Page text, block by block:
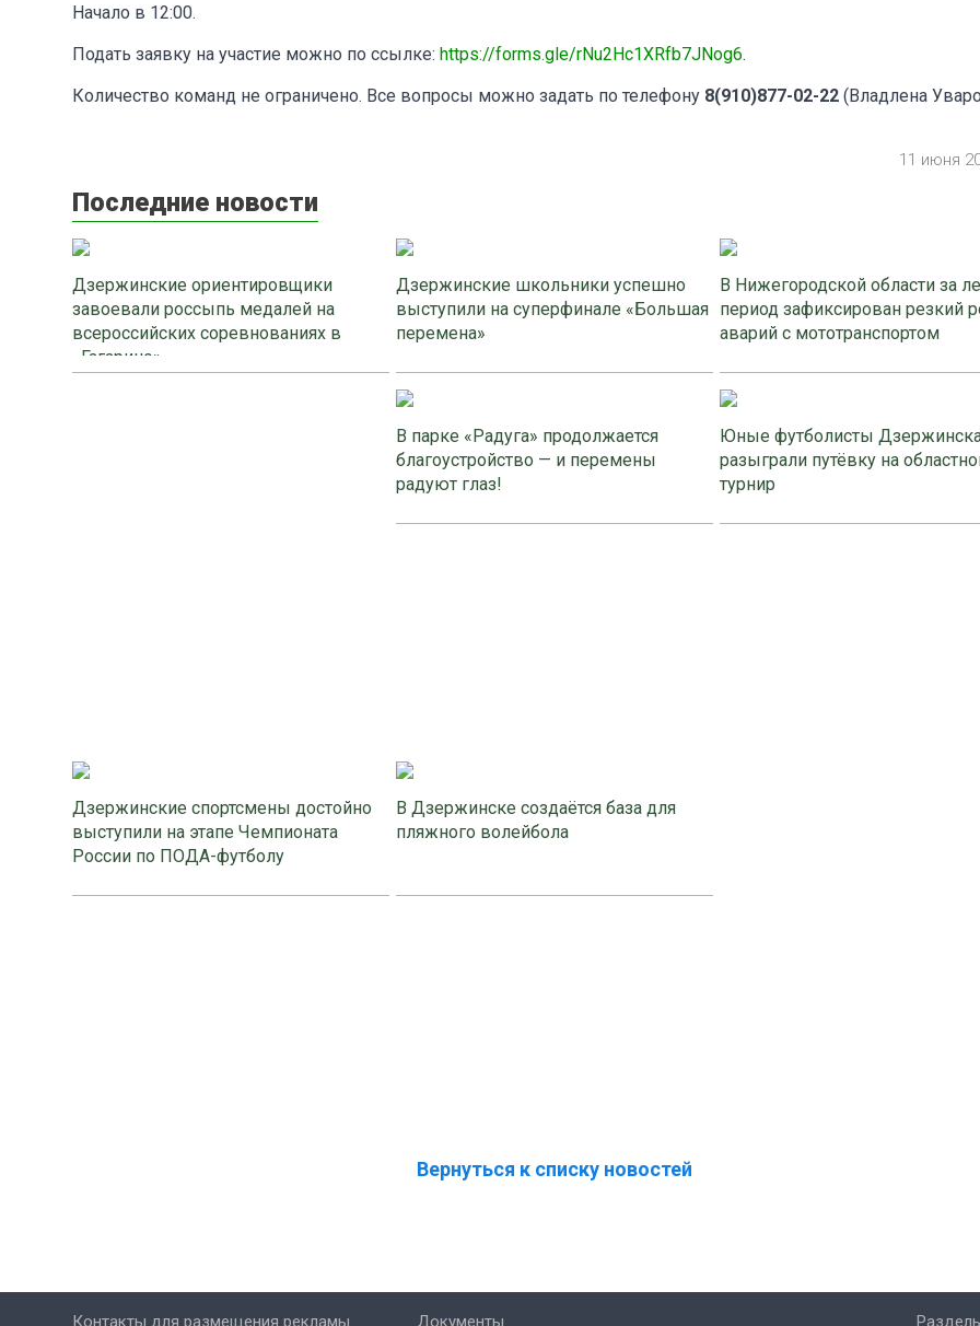
Начало в 12:00.
Подать заявку на участие можно по ссылке: https://forms.gle/rNu2Hc1XRfb7JNog6.
Количество команд не ограничено. Все вопросы можно задать по телефону 8(910)877-02-22 (Владлена
11 июня
Последние новости
Дзержинские ориентировщики
завоевали россыпь медалей на
всероссийских соревнованиях в
«Гагарино»
Дзержинские школьники успешно
выступили на суперфинале «Большая
перемена»
В Нижегородской области за
период зафиксирован резкий
аварий с мототранспортом
В парке «Радуга» продолжается
благоустройство — и перемены
радуют глаз!
Юные футболисты
разыграли путёвку на
турнир
Дзержинские спортсмены достойно
выступили на этапе Чемпионата
России по ПОДА-футболу
В Дзержинске создаётся база для
пляжного волейбола
Вернуться к списку новостей
Контакты для размещения рекламы Документы